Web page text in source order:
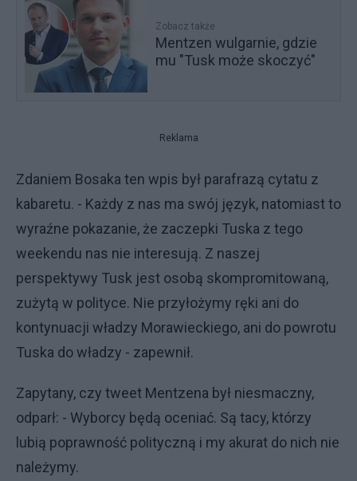
Zobacz także
Mentzen wulgarnie, gdzie
mu "Tusk może skoczyć"
Reklama
Zdaniem Bosaka ten wpis był parafrazą cytatu z
kabaretu. - Każdy z nas ma swój język, natomiast to
wyraźne pokazanie, że zaczepki Tuska z tego
weekendu nas nie interesują. Z naszej
perspektywy Tusk jest osobą skompromitowaną,
zużytą w polityce. Nie przyłożymy ręki ani do
kontynuacji władzy Morawieckiego, ani do powrotu
Tuska do władzy - zapewnił.
Zapytany, czy tweet Mentzena był niesmaczny,
odparł: - Wyborcy będą oceniać. Są tacy, którzy
lubią poprawność polityczną i my akurat do nich nie
należymy.